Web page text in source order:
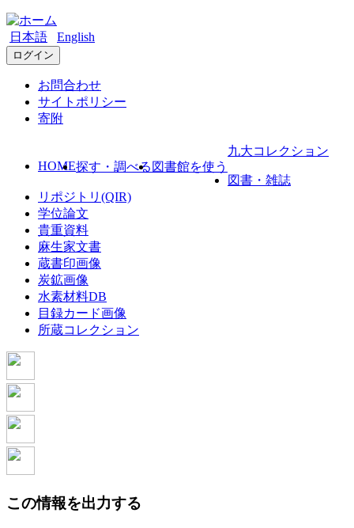
日本語 English
ログイン
お問合わせ
サイトポリシー
寄附
HOME探す・調べる 図書館を使う
九大コレクション
図書・雑誌
リポジトリ(QIR)
学位論文
貴重資料
麻生家文書
蔵書印画像
炭鉱画像
水素材料DB
目録カード画像
所蔵コレクション
この情報を出力する